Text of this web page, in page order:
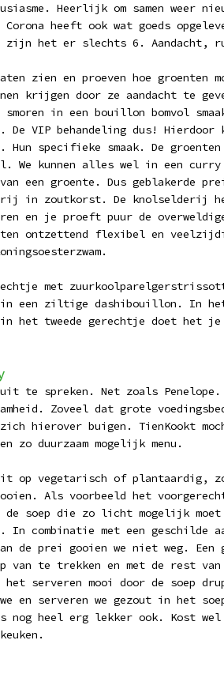
Heerlijk om samen weer
heeft ook wat goeds
zijn het er slechts 6. Aandacht,
zien en proeven hoe groenten
krijgen door ze aandacht te
in een bouillon bomvol
De VIP behandeling dus!
Hun specifieke smaak. De
kunnen alles wel in een curry
een groente. Dus geblakerde
in zoutkorst. De knolselderij
en je proeft puur de
ontzettend flexibel en
met
een ziltige dashibouillon. In
het tweede gerechtje doet het je
uit te spreken. Net zoals
Zoveel dat grote
zich hierover buigen. TienKookt
zo duurzaam mogelijk menu.
op vegetarisch of plantaardig,
Als voorbeeld het
de soep die zo licht mogelijk
In combinatie met een geschilde
de prei gooien we niet weg. Een
van te trekken en met de rest
serveren mooi door de soep
en serveren we gezout in het
heel erg lekker ook. Kost